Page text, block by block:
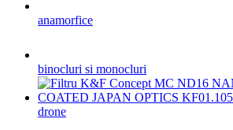
anamorfice
binocluri si monocluri
drone